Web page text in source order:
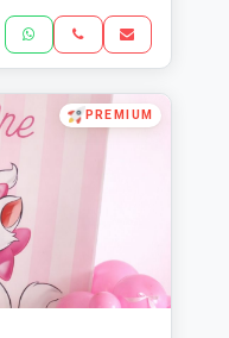
PREMIUM